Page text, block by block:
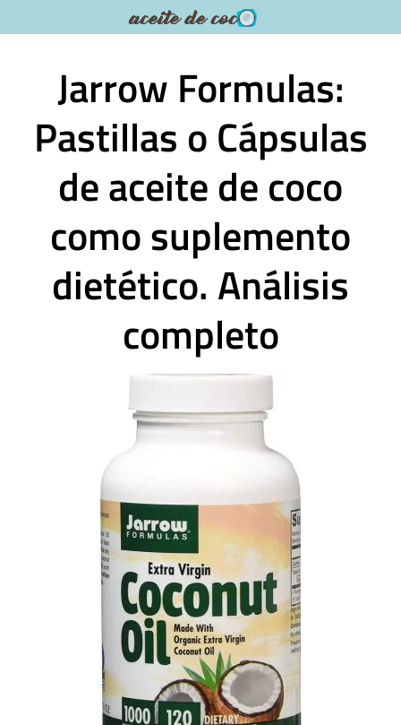
al
Jarrow Formulas:
Pastillas o Cápsulas
de aceite de coco
como suplemento
dietético. Análisis
completo